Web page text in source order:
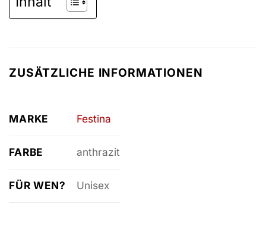
ZUSÄTZLICHE INFORMATIONEN
MARKE Festina
FARBE anthrazit
FÜR WEN? Unisex